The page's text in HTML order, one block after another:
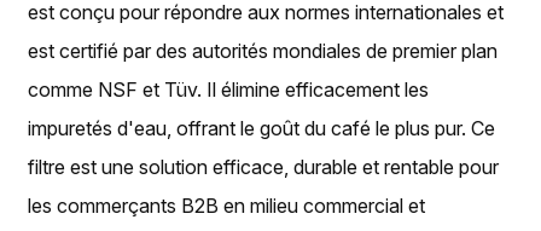
est conçu pour répondre aux normes internationales et
est certifié par des autorités mondiales de premier plan
comme NSF et Tüv. Il élimine efficacement les
impuretés d'eau, offrant le goût du café le plus pur. Ce
filtre est une solution efficace, durable et rentable pour
les commerçants B2B en milieu commercial et